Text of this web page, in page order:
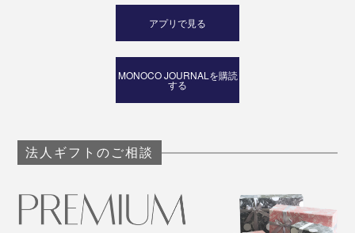
アプリで見る
MONOCO JOURNALを購読
する
法人ギフトのご相談